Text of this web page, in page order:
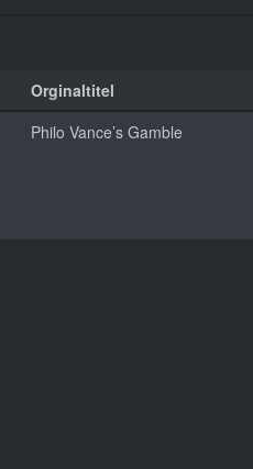
Orginaltitel
Philo Vance’s Gamble